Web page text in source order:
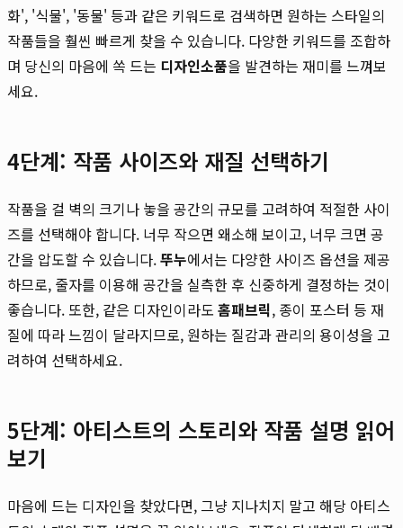
화', '식물', '동물' 등과 같은 키워드로 검색하면 원하는 스타일의
작품들을 훨씬 빠르게 찾을 수 있습니다. 다양한 키워드를 조합하
며 당신의 마음에 쏙 드는 디자인소품을 발견하는 재미를 느껴보
세요.
4단계: 작품 사이즈와 재질 선택하기
작품을 걸 벽의 크기나 놓을 공간의 규모를 고려하여 적절한 사이
즈를 선택해야 합니다. 너무 작으면 왜소해 보이고, 너무 크면 공
간을 압도할 수 있습니다.뚜누에서는 다양한 사이즈 옵션을 제공
하므로, 줄자를 이용해 공간을 실측한 후 신중하게 결정하는 것이
좋습니다. 또한, 같은 디자인이라도 홈패브릭, 종이 포스터 등 재
질에 따라 느낌이 달라지므로, 원하는 질감과 관리의 용이성을 고
려하여 선택하세요.
5단계: 아티스트의 스토리와 작품 설명 읽어
보기
마음에 드는 디자인을 찾았다면, 그냥 지나치지 말고 해당 아티스